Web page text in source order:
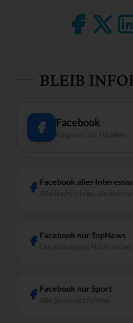
BLEIB
Facebook
Facebook alles
Facebook nur TopNews
Facebook nur Sport